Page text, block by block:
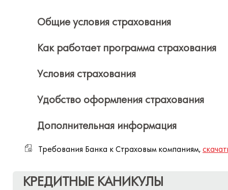
Общие условия страхования
Как работает программа страхования
Условия страхования
Удобство оформления страхования
Дополнительная информация
Требования Банка к Страховым компаниям,
КРЕДИТНЫЕ КАНИКУЛЫ